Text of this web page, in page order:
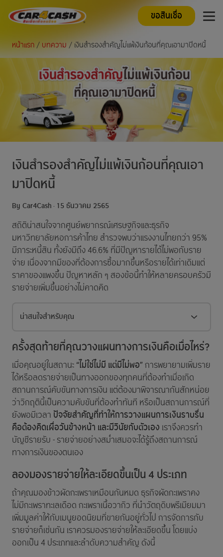
ขอสินเชื่อ
หน้าแรก/บทความ/ เงินสำรองสำคัญไม่แพ้เงินก้อนที่คุณเอามาปิดหนี้
เงินสำรองสำคัญไม่แพ้เงินก้อนที่คุณเอา
มาปิดหนี้
By Car4Cash · 15 ธันวาคม 2565
สถิติน่าสนใจจากศูนย์พยากรณ์เศรษฐกิจและธุรกิจ
มหาวิทยาลัยหอการค้าไทย สำรวจพบว่าแรงงานไทยกว่า 95%
มีภาระหนี้สิน ทั้งยังมีถึง 46.6% ที่มีปัญหารายได้ไม่พอกับราย
จ่าย เนื่องจากมีของที่ต้องการซื้อมากขึ้นหรือรายได้เท่าเดิมแต่
ราคาของแพงขึ้น ปัญหาหลัก ๆ สองข้อนี้ทำให้หลายครอบครัวมี
รายจ่ายเพิ่มขึ้นอย่างไม่คาดคิด
น่าสนใจสำหรับคุณ
ครั้งสุดท้ายที่คุณวางแผนทางการเงินคือเมื่อไหร่?
เมื่อคุณอยู่ในสถานะ“ไม่ใช่ไม่มี แต่มีไม่พอ”การพยายามเพิ่มราย
ได้หรือลดรายจ่ายเป็นทางออกของทุกคนที่ต้องทำเมื่อเกิด
สถานการณ์คับขันทางการเงิน แต่ต้องมาพิจารณากันสักหน่อย
ว่าวิกฤตินี้เป็นความคับขันที่ต้องทำทันที หรือเป็นสถานการณ์ที่
ยังพอมีเวลา ปัจจัยสำคัญที่ทำให้การวางแผนการเงินราบรื่น
คือต้องคิดเผื่อวันข้างหน้า และมีวินัยกับตัวเอง เราจึงควรทำ
บัญชีรายรับ - รายจ่ายอย่างสม่ำเสมอจะได้รู้ถึงสถานการณ์
ทางการเงินของตนเอง
ลองมองรายจ่ายให้ละเอียดขึ้นเป็น 4 ประเภท
ถ้าคุณมองข้าวผัดกะเพราเหมือนกันหมด ธุรกิจผัดกะเพราคง
ไม่มีกะเพราทะเลเดือด กะเพราเนื้อวากิว ที่นำวัตถุดิบพรีเมียมมา
เพิ่มมูลค่าให้กับเมนูยอดนิยมที่ขายกันอยู่ทั่วไป การจัดการกับ
รายจ่ายก็เช่นกัน เราควรมองรายจ่ายให้ละเอียดขึ้น โดยแบ่ง
ออกเป็น 4 ประเภทและลำดับความสำคัญ ดังนี้